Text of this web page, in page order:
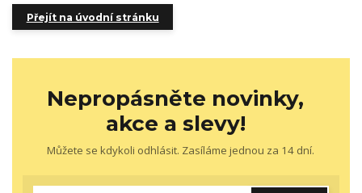
Přejít na úvodní stránku
Nepropásněte novinky,
akce a slevy!
Můžete se kdykoli odhlásit. Zasíláme jednou za 14 dní.